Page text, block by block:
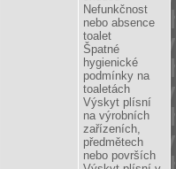
Nefunkčnost
nebo absence
toalet
Špatné
hygienické
podmínky na
toaletách
Výskyt plísní
na výrobních
zařízeních,
předmětech
nebo površích